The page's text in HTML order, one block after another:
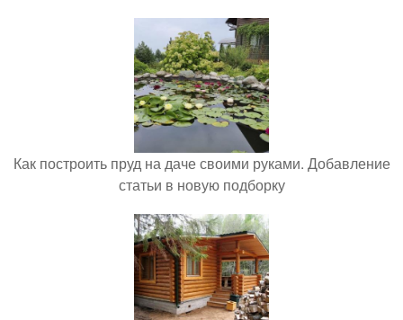
Как построить пруд на даче своими руками. Добавление
статьи в новую подборку